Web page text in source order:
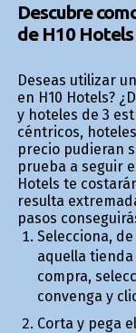
Descubre
de H10
Deseas utilizar
en H10 Hotels?
y hoteles de 3
céntricos,
precio pudieran
prueba a seguir
Hotels te
resulta
pasos
Selecciona,
aquella
compra,
convenga y
Corta y pega